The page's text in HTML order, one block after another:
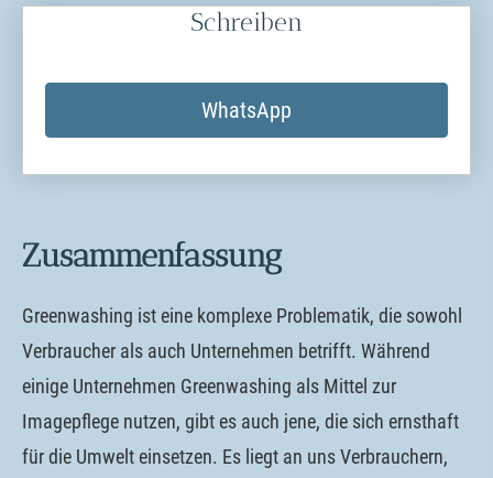
Schreiben
WhatsApp
Zusammenfassung
Greenwashing ist eine komplexe Problematik, die sowohl
Verbraucher als auch Unternehmen betrifft. Während
einige Unternehmen Greenwashing als Mittel zur
Imagepflege nutzen, gibt es auch jene, die sich ernsthaft
für die Umwelt einsetzen. Es liegt an uns Verbrauchern,